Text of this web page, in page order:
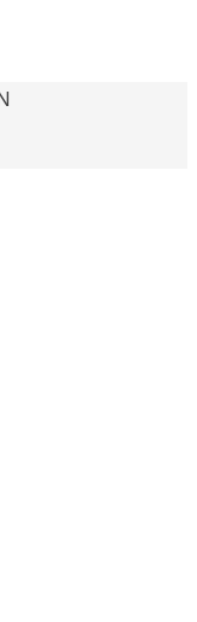
en advertenties te
andere gegevens die u
voor de
of de regio waar u zich